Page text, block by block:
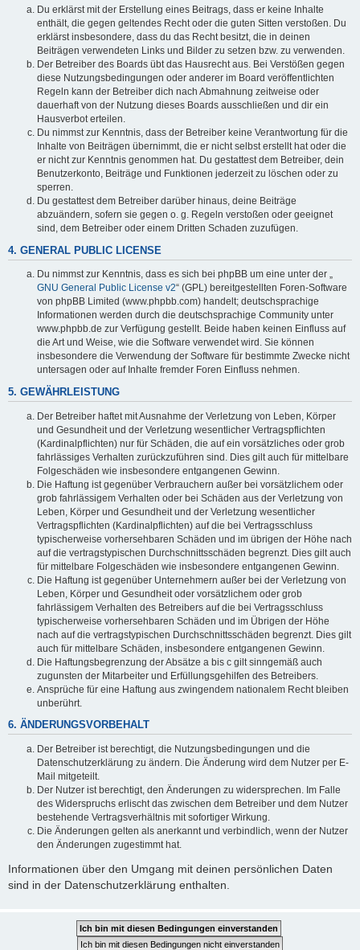
Du erklärst mit der Erstellung eines Beitrags, dass er keine Inhalte
enthält, die gegen geltendes Recht oder die guten Sitten verstoßen. Du
erklärst insbesondere, dass du das Recht besitzt, die in deinen
Beiträgen verwendeten Links und Bilder zu setzen bzw. zu verwenden.
Der Betreiber des Boards übt das Hausrecht aus. Bei Verstößen gegen
diese Nutzungsbedingungen oder anderer im Board veröffentlichten
Regeln kann der Betreiber dich nach Abmahnung zeitweise oder
dauerhaft von der Nutzung dieses Boards ausschließen und dir ein
Hausverbot erteilen.
Du nimmst zur Kenntnis, dass der Betreiber keine Verantwortung für die
Inhalte von Beiträgen übernimmt, die er nicht selbst erstellt hat oder die
er nicht zur Kenntnis genommen hat. Du gestattest dem Betreiber, dein
Benutzerkonto, Beiträge und Funktionen jederzeit zu löschen oder zu
sperren.
Du gestattest dem Betreiber darüber hinaus, deine Beiträge
abzuändern, sofern sie gegen o. g. Regeln verstoßen oder geeignet
sind, dem Betreiber oder einem Dritten Schaden zuzufügen.
4. GENERAL PUBLIC LICENSE
Du nimmst zur Kenntnis, dass es sich bei phpBB um eine unter der „
GNU General Public License v2“ (GPL) bereitgestellten Foren-Software
von phpBB Limited (www.phpbb.com) handelt; deutschsprachige
Informationen werden durch die deutschsprachige Community unter
www.phpbb.de zur Verfügung gestellt. Beide haben keinen Einfluss auf
die Art und Weise, wie die Software verwendet wird. Sie können
insbesondere die Verwendung der Software für bestimmte Zwecke nicht
untersagen oder auf Inhalte fremder Foren Einfluss nehmen.
5. GEWÄHRLEISTUNG
Der Betreiber haftet mit Ausnahme der Verletzung von Leben, Körper
und Gesundheit und der Verletzung wesentlicher Vertragspflichten
(Kardinalpflichten) nur für Schäden, die auf ein vorsätzliches oder grob
fahrlässiges Verhalten zurückzuführen sind. Dies gilt auch für mittelbare
Folgeschäden wie insbesondere entgangenen Gewinn.
Die Haftung ist gegenüber Verbrauchern außer bei vorsätzlichem oder
grob fahrlässigem Verhalten oder bei Schäden aus der Verletzung von
Leben, Körper und Gesundheit und der Verletzung wesentlicher
Vertragspflichten (Kardinalpflichten) auf die bei Vertragsschluss
typischerweise vorhersehbaren Schäden und im übrigen der Höhe nach
auf die vertragstypischen Durchschnittsschäden begrenzt. Dies gilt auch
für mittelbare Folgeschäden wie insbesondere entgangenen Gewinn.
Die Haftung ist gegenüber Unternehmern außer bei der Verletzung von
Leben, Körper und Gesundheit oder vorsätzlichem oder grob
fahrlässigem Verhalten des Betreibers auf die bei Vertragsschluss
typischerweise vorhersehbaren Schäden und im Übrigen der Höhe
nach auf die vertragstypischen Durchschnittsschäden begrenzt. Dies gilt
auch für mittelbare Schäden, insbesondere entgangenen Gewinn.
Die Haftungsbegrenzung der Absätze a bis c gilt sinngemäß auch
zugunsten der Mitarbeiter und Erfüllungsgehilfen des Betreibers.
Ansprüche für eine Haftung aus zwingendem nationalem Recht bleiben
unberührt.
6. ÄNDERUNGSVORBEHALT
Der Betreiber ist berechtigt, die Nutzungsbedingungen und die
Datenschutzerklärung zu ändern. Die Änderung wird dem Nutzer per E-
Mail mitgeteilt.
Der Nutzer ist berechtigt, den Änderungen zu widersprechen. Im Falle
des Widerspruchs erlischt das zwischen dem Betreiber und dem Nutzer
bestehende Vertragsverhältnis mit sofortiger Wirkung.
Die Änderungen gelten als anerkannt und verbindlich, wenn der Nutzer
den Änderungen zugestimmt hat.
Informationen über den Umgang mit deinen persönlichen Daten
sind in der Datenschutzerklärung enthalten.